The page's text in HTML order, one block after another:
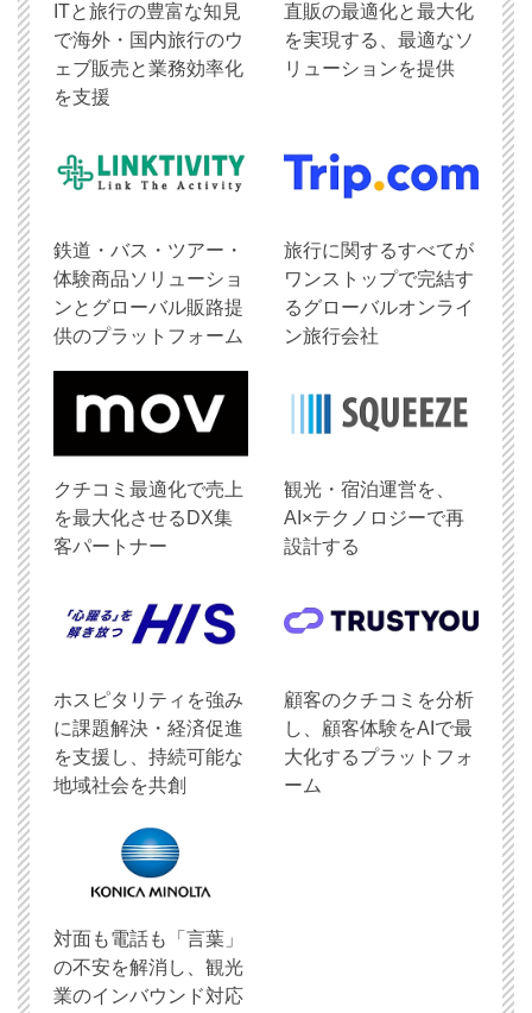
ITと旅行の豊富な知見
で海外・国内旅行のウ
ェブ販売と業務効率化
を支援
直販の最適化と最大化
を実現する、最適なソ
リューションを提供
鉄道・バス・ツアー・
体験商品ソリューショ
ンとグローバル販路提
供のプラットフォーム
旅行に関するすべてが
ワンストップで完結す
るグローバルオンライ
ン旅行会社
クチコミ最適化で売上
を最大化させるDX集
客パートナー
観光・宿泊運営を、
AI×テクノロジーで再
設計する
ホスピタリティを強み
に課題解決・経済促進
を支援し、持続可能な
地域社会を共創
顧客のクチコミを分析
し、顧客体験をAIで最
大化するプラットフォ
ーム
対面も電話も「言葉」
の不安を解消し、観光
業のインバウンド対応